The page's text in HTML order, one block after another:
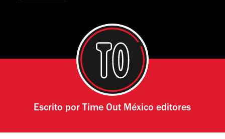
Escrito por Time Out México editores